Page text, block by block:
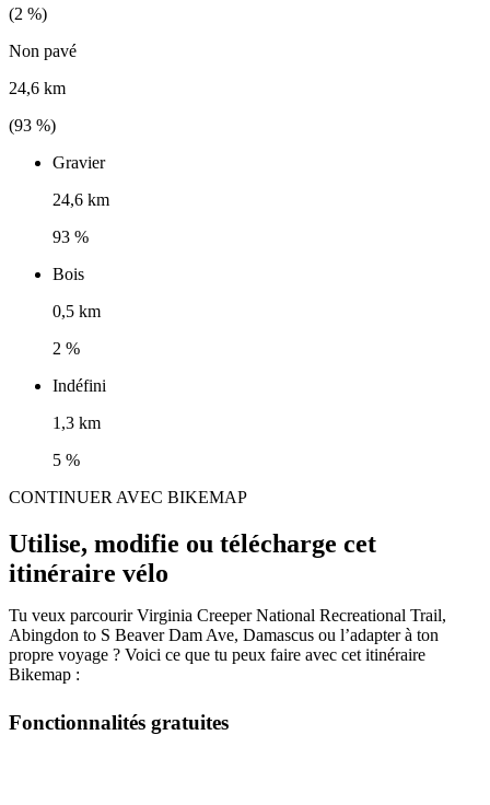
(2 %)
Non pavé
24,6 km
(93 %)
Gravier
24,6 km
93 %
Bois
0,5 km
2 %
Indéfini
1,3 km
5 %
CONTINUER AVEC BIKEMAP
Utilise, modifie ou télécharge cet
itinéraire vélo
Tu veux parcourir Virginia Creeper National Recreational Trail,
Abingdon to S Beaver Dam Ave, Damascus ou l’adapter à ton
propre voyage ? Voici ce que tu peux faire avec cet itinéraire
Bikemap :
Fonctionnalités gratuites